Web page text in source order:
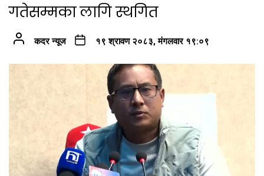
गतेसम्मका लागि स्थगित
कदर न्यूज १९ श्रावण २०८३, मंगलवार १९:०९